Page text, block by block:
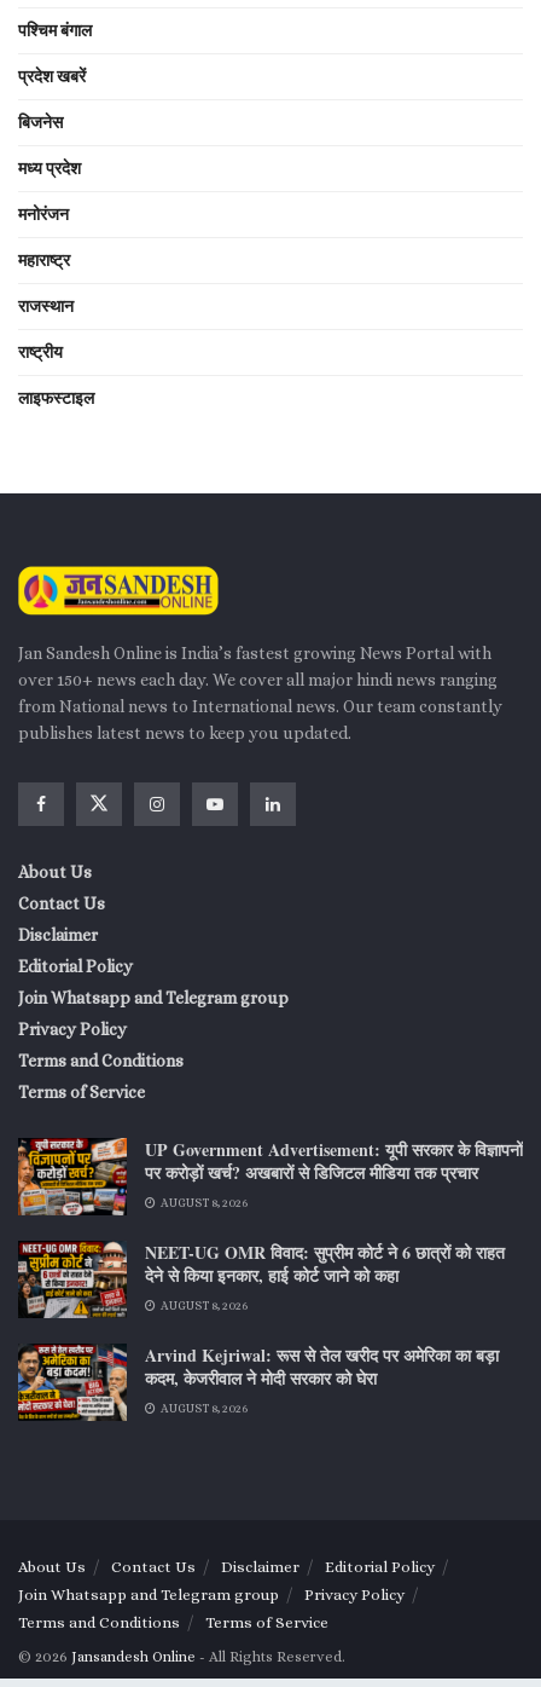
पश्चिम बंगाल
प्रदेश खबरें
बिजनेस
मध्य प्रदेश
मनोरंजन
महाराष्ट्र
राजस्थान
राष्ट्रीय
लाइफस्टाइल
Jan Sandesh Online is India’s fastest growing News Portal with
over 150+ news each day. We cover all major hindi news ranging
from National news to International news. Our team constantly
publishes latest news to keep you updated.
About Us
Contact Us
Disclaimer
Editorial Policy
Join Whatsapp and Telegram group
Privacy Policy
Terms and Conditions
Terms of Service
UP Government Advertisement: यूपी सरकार के विज्ञापनों
पर करोड़ों खर्च? अखबारों से डिजिटल मीडिया तक प्रचार
AUGUST 8, 2026
NEET-UG OMR विवाद: सुप्रीम कोर्ट ने 6 छात्रों को राहत
देने से किया इनकार, हाई कोर्ट जाने को कहा
AUGUST 8, 2026
Arvind Kejriwal: रूस से तेल खरीद पर अमेरिका का बड़ा
कदम, केजरीवाल ने मोदी सरकार को घेरा
AUGUST 8, 2026
About Us Contact Us Disclaimer
Editorial Policy
Join Whatsapp and Telegram group
Privacy Policy
Terms and Conditions
Terms of Service
© 2026 Jansandesh Online - All Rights Reserved.